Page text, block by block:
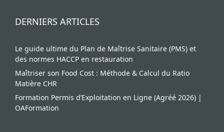
DERNIERS ARTICLES
Le guide ultime du Plan de Maîtrise Sanitaire (PMS) et
des normes HACCP en restauration
Maîtriser son Food Cost : Méthode & Calcul du Ratio
Matière CHR
Formation Permis d’Exploitation en Ligne (Agréé 2026) |
OAFormation